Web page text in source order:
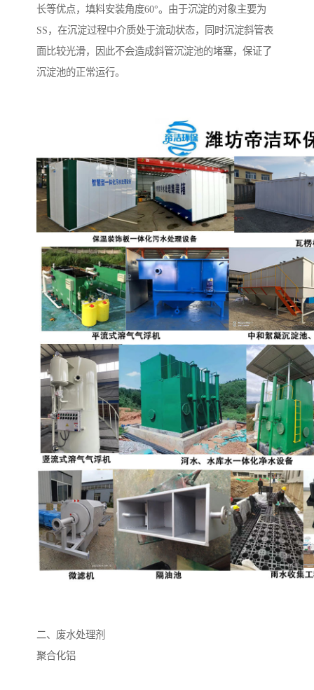
长等优点，填料安装角度60°。由于沉淀的对象主要为
SS，在沉淀过程中介质处于流动状态，同时沉淀斜管表
面比较光滑，因此不会造成斜管沉淀池的堵塞，保证了
沉淀池的正常运行。
二、废水处理剂
聚合化铝